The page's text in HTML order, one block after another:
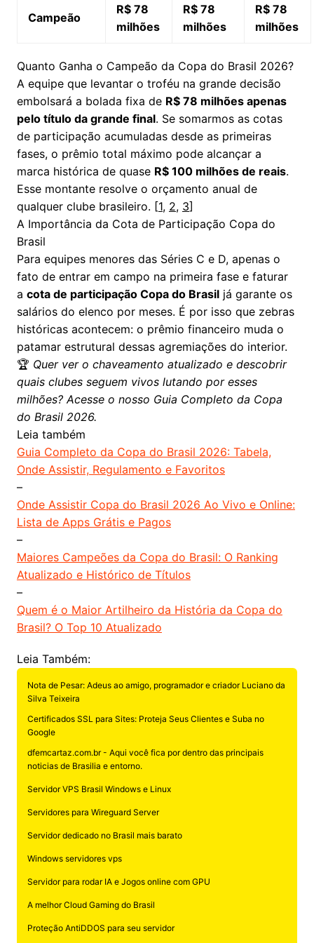
Campeão
R$ 78
milhões
R$ 78
milhões
R$ 78
milhões
Quanto Ganha o Campeão da Copa do Brasil 2026?
A equipe que levantar o troféu na grande decisão
embolsará a bolada fixa de R$ 78 milhões apenas
pelo título da grande final. Se somarmos as cotas
de participação acumuladas desde as primeiras
fases, o prêmio total máximo pode alcançar a
marca histórica de quase R$ 100 milhões de reais.
Esse montante resolve o orçamento anual de
qualquer clube brasileiro. [1, 2, 3]
A Importância da Cota de Participação Copa do
Brasil
Para equipes menores das Séries C e D, apenas o
fato de entrar em campo na primeira fase e faturar
a cota de participação Copa do Brasiljá garante os
salários do elenco por meses. É por isso que zebras
históricas acontecem: o prêmio financeiro muda o
patamar estrutural dessas agremiações do interior.
🏆 Quer ver o chaveamento atualizado e descobrir
quais clubes seguem vivos lutando por esses
milhões? Acesse o nosso Guia Completo da Copa
do Brasil 2026.
Leia também
Guia Completo da Copa do Brasil 2026: Tabela,
Onde Assistir, Regulamento e Favoritos
–
Onde Assistir Copa do Brasil 2026 Ao Vivo e Online:
Lista de Apps Grátis e Pagos
–
Maiores Campeões da Copa do Brasil: O Ranking
Atualizado e Histórico de Títulos
–
Quem é o Maior Artilheiro da História da Copa do
Brasil? O Top 10 Atualizado
Leia Também:
Nota de Pesar: Adeus ao amigo, programador e criador Luciano da
Silva Teixeira
Certificados SSL para Sites: Proteja Seus Clientes e Suba no
Google
dfemcartaz.com.br - Aqui você fica por dentro das principais
noticias de Brasilia e entorno.
Servidor VPS Brasil Windows e Linux
Servidores para Wireguard Server
Servidor dedicado no Brasil mais barato
Windows servidores vps
Servidor para rodar IA e Jogos online com GPU
A melhor Cloud Gaming do Brasil
Proteção AntiDDOS para seu servidor